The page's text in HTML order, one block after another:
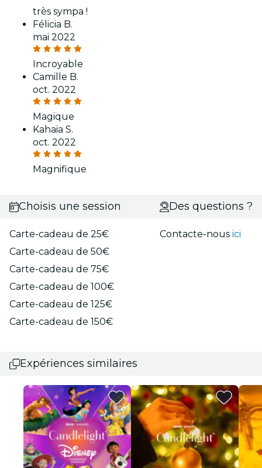
très sympa !
Félicia B.
mai 2022
Incroyable
Camille B.
oct. 2022
Magique
Kahaia S.
oct. 2022
Magnifique
Choisis une session
Carte-cadeau de 25€
Carte-cadeau de 50€
Carte-cadeau de 75€
Carte-cadeau de 100€
Carte-cadeau de 125€
Carte-cadeau de 150€
Des questions ?
Contacte-nousici
Expériences similaires